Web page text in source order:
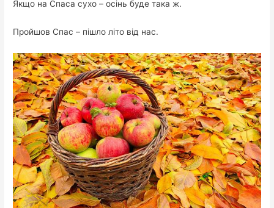
Якщо на Спаса сухо – осінь буде така ж.
Пройшов Спас – пішло літо від нас.